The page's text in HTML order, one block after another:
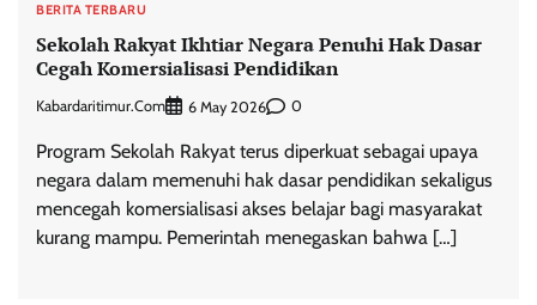
BERITA TERBARU
Sekolah Rakyat Ikhtiar Negara Penuhi Hak Dasar
Cegah Komersialisasi Pendidikan
Kabardaritimur.com 6 May 2026 0
Program Sekolah Rakyat terus diperkuat sebagai upaya
negara dalam memenuhi hak dasar pendidikan sekaligus
mencegah komersialisasi akses belajar bagi masyarakat
kurang mampu. Pemerintah menegaskan bahwa […]